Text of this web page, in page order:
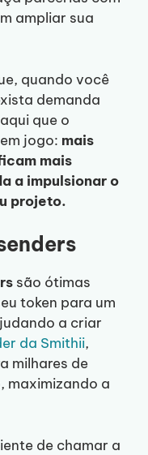
ampliar sua
quando você
demanda
que o
jogo: mais
mais
a impulsionar o
projeto.
são ótimas
token para um
a criar
da Smithii,
milhares de
maximizando a
de chamar a